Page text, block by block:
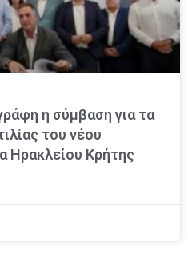
η σύμβαση για τα
του νέου
Ηρακλείου Κρήτης